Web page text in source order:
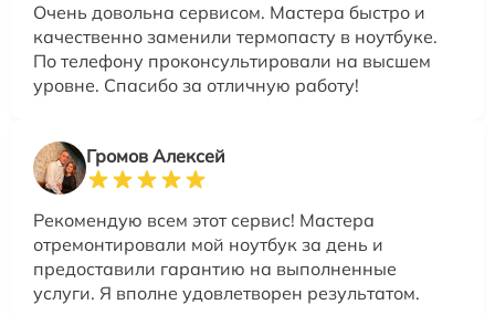
Очень довольна сервисом. Мастера быстро и
качественно заменили термопасту в ноутбуке.
По телефону проконсультировали на высшем
уровне. Спасибо за отличную работу!
Громов Алексей
Рекомендую всем этот сервис! Мастера
отремонтировали мой ноутбук за день и
предоставили гарантию на выполненные
услуги. Я вполне удовлетворен результатом.